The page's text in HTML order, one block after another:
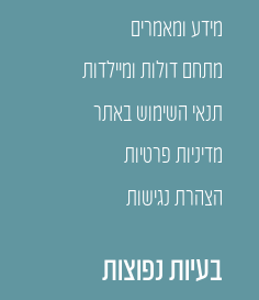
מידע ומאמרים
מתחם דולות ומיילדות
תנאי השימוש באתר
מדיניות פרטיות
הצהרת נגישות
בעיות נפוצות